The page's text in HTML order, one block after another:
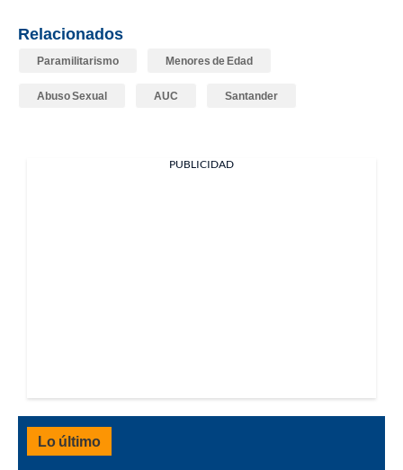
Relacionados
Paramilitarismo Menores de Edad
Abuso Sexual AUC Santander
PUBLICIDAD
Lo último